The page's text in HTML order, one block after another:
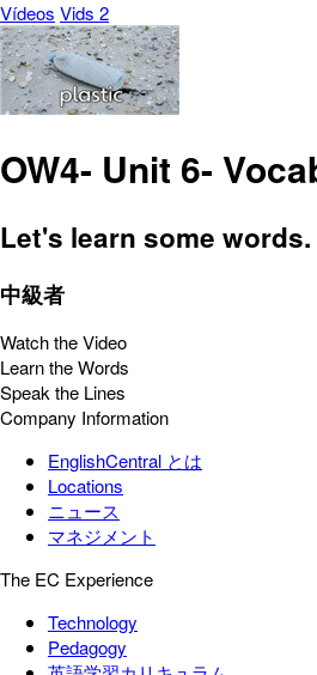
Vídeos Vids 2
OW4- Unit 6-
Let's learn some words.
中級者
Watch the Video
Learn the Words
Speak the Lines
Company Information
EnglishCentral とは
Locations
ニュース
マネジメント
The EC Experience
Technology
Pedagogy